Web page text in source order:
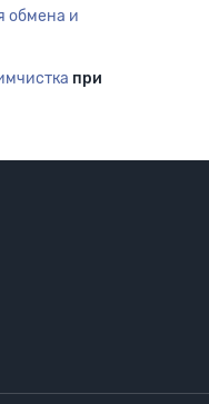
обмена и
при